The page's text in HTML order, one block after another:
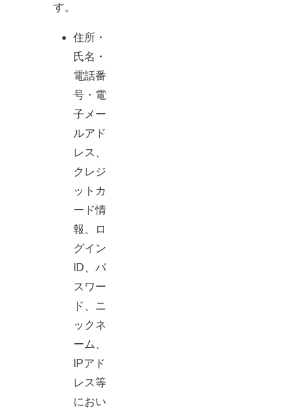
す。
住所・
氏名・
電話番
号・電
子メー
ルアド
レス、
クレジ
ットカ
ード情
報、ロ
グイン
ID、パ
スワー
ド、ニ
ックネ
ーム、
IPアド
レス等
におい